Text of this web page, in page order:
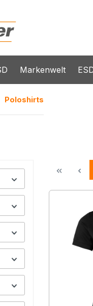
Markenwelt
Poloshirts